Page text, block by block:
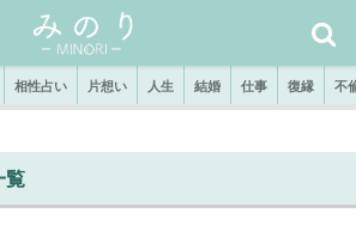
相性占い 片想い 人生 結婚 仕事 復縁 不
覧